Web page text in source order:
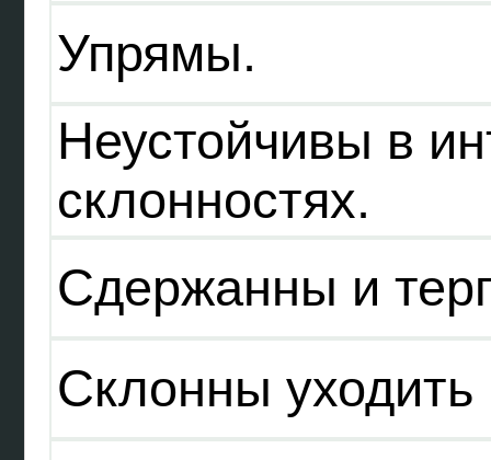
Упрямы.
Неустойчивы в
склонностях.
Сдержанны и
Склонны уходить